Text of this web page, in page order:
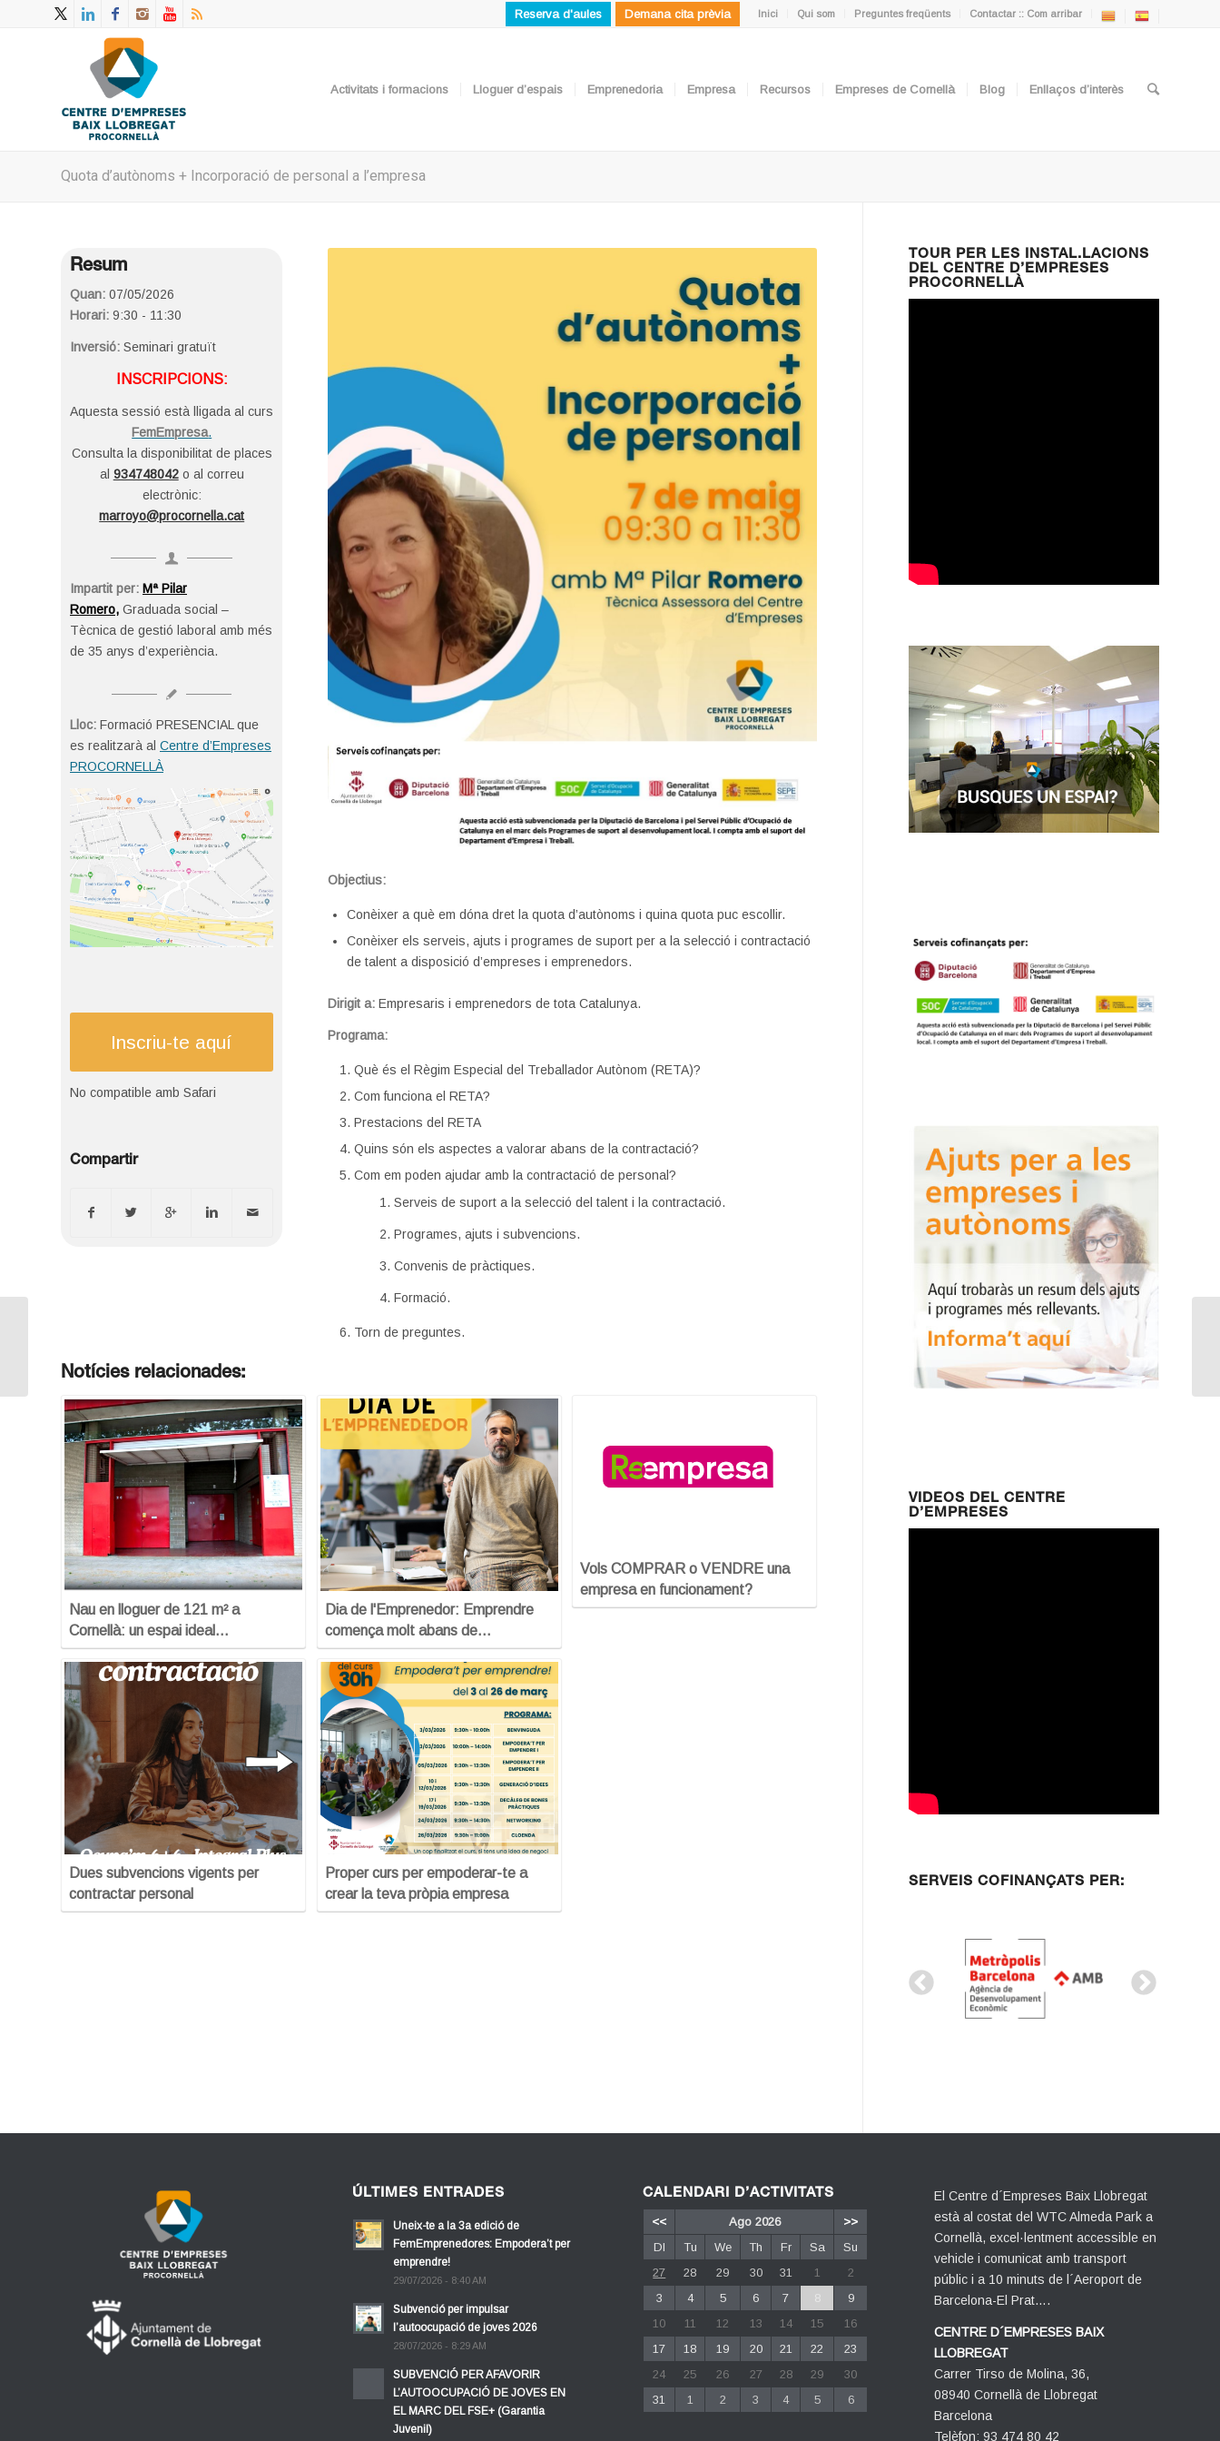
Inici Qui som Preguntes freqüents Contactar :: Com arribar
Reserva d'aules Demana cita prèvia
Activitats i formacions Lloguer d’espais Emprenedoria Empresa Recursos Empreses de Cornellà Blog Enllaços d’interès
Quota d’autònoms + Incorporació de personal a l’empresa
Resum
Quan: 07/05/2026
Horari: 9:30 - 11:30
Inversió: Seminari gratuït
INSCRIPCIONS:
Aquesta sessió està lligada al curs
FemEmpresa.
Consulta la disponibilitat de places
al 934748042o al correu
electrònic:
marroyo@procornella.cat
Impartit per: Mª Pilar
Romero, Graduada social –
Tècnica de gestió laboral amb més
de 35 anys d’experiència.
Lloc: Formació PRESENCIAL que
es realitzarà al Centre d’Empreses
PROCORNELLÀ
Inscriu-te aquí
No compatible amb Safari
Compartir
Objectius:
Conèixer a què em dóna dret la quota d’autònoms i quina quota puc escollir.
Conèixer els serveis, ajuts i programes de suport per a la selecció i contractació
de talent a disposició d’empreses i emprenedors.
Dirigit a:Empresaris i emprenedors de tota Catalunya.
Programa:
Què és el Règim Especial del Treballador Autònom (RETA)?
Com funciona el RETA?
Prestacions del RETA
Quins són els aspectes a valorar abans de la contractació?
Com em poden ajudar amb la contractació de personal?
Serveis de suport a la selecció del talent i la contractació.
Programes, ajuts i subvencions.
Convenis de pràctiques.
Formació.
Torn de preguntes.
Notícies relacionades:
Nau en lloguer de 121 m² a
Cornellà: un espai ideal…
Dues subvencions vigents per
contractar personal
Dia de l'Emprenedor: Emprendre
comença molt abans de…
Proper curs per empoderar-te a
crear la teva pròpia empresa
Vols COMPRAR o VENDRE una
empresa en funcionament?
TOUR PER LES INSTAL.LACIONS
DEL CENTRE D’EMPRESES
PROCORNELLÀ
VIDEOS DEL CENTRE
D’EMPRESES
SERVEIS COFINANÇATS PER:
ÚLTIMES ENTRADES
Uneix-te a la 3a edició de
FemEmprenedores: Empodera’t per
emprendre!
29/07/2026 - 8:40 AM
Subvenció per impulsar
l’autoocupació de joves 2026
28/07/2026 - 8:29 AM
SUBVENCIÓ PER AFAVORIR
L’AUTOOCUPACIÓ DE JOVES EN
EL MARC DEL FSE+ (Garantia
Juvenil)
CALENDARI D’ACTIVITATS
<< Ago 2026
>>
Dl
Tu We Th Fr Sa
Su
27
28 29 30 31 1
2
3
4 5 6 7 8
9
10
11 12 13 14 15
16
17
18 19 20 21 22
23
24
25 26 27 28 29
30
31
1 2 3 4 5 6
El Centre d´Empreses Baix Llobregat
està al costat del WTC Almeda Park a
Cornellà, excel·lentment accessible en
vehicle i comunicat amb transport
públic i a 10 minuts de l´Aeroport de
Barcelona-El Prat….
CENTRE D´EMPRESES BAIX
LLOBREGAT
Carrer Tirso de Molina, 36,
08940 Cornellà de Llobregat
Barcelona
Telèfon: 93 474 80 42
Finançament